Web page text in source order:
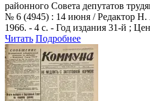
районного Совета депутатов
№ 6 (4945) : 14 июня / Редактор
1966. - 4 с. - Год издания 31-й ;
Читать Подробнее